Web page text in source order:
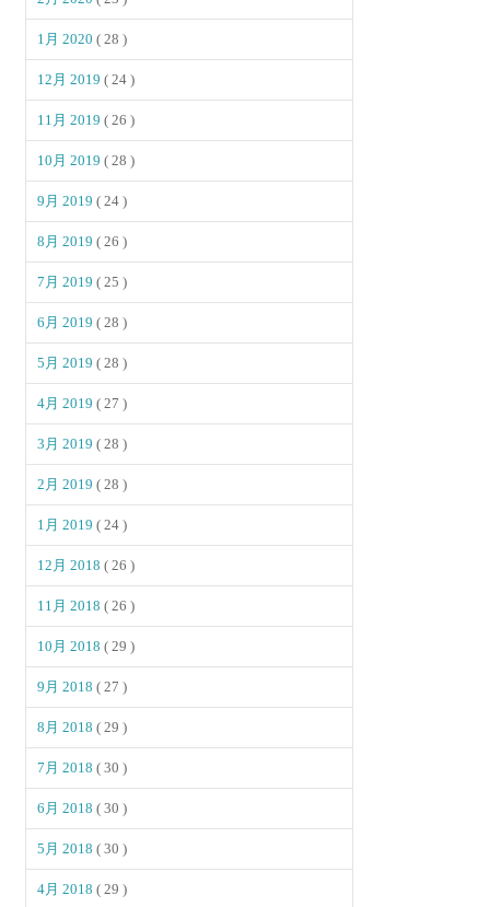
1月 2020( 28 )
12月 2019( 24 )
11月 2019( 26 )
10月 2019( 28 )
9月 2019( 24 )
8月 2019( 26 )
7月 2019( 25 )
6月 2019( 28 )
5月 2019( 28 )
4月 2019( 27 )
3月 2019( 28 )
2月 2019( 28 )
1月 2019( 24 )
12月 2018( 26 )
11月 2018( 26 )
10月 2018( 29 )
9月 2018( 27 )
8月 2018( 29 )
7月 2018( 30 )
6月 2018( 30 )
5月 2018( 30 )
4月 2018( 29 )